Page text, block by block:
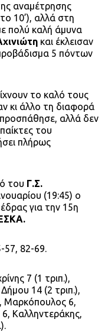
αναμέτρησης
10’), αλλά στη
πολύ καλή άμυνα
και έκλεισαν
5 πόντων
το καλό τους
κι άλλο τη διαφορά
προσπάθησε, αλλά δεν
του
πλήρως
του Γ.Σ.
(19:45) ο
για την 15η
57, 82-69.
7 (1 τριπ.),
14 (2 τριπ.),
Μαρκόπουλος 6,
6, Καλληντεράκης,